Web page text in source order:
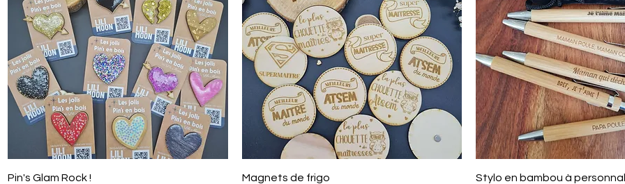
Aperçu rapide
Pin's Glam Rock ! Aperçu rapide
Magnets de frigo Aperçu rapide
Stylo en bambou à